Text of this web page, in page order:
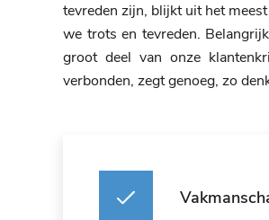
tevreden zijn, blijkt uit het
we trots en tevreden.
groot deel van onze
verbonden, zegt genoeg, zo